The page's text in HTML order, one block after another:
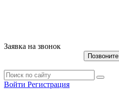
Заявка на звонок
Войти Регистрация